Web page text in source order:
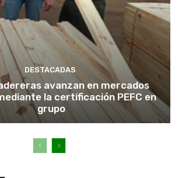
DESTACADAS
avanzan en mercados
la certificación PEFC en
grupo